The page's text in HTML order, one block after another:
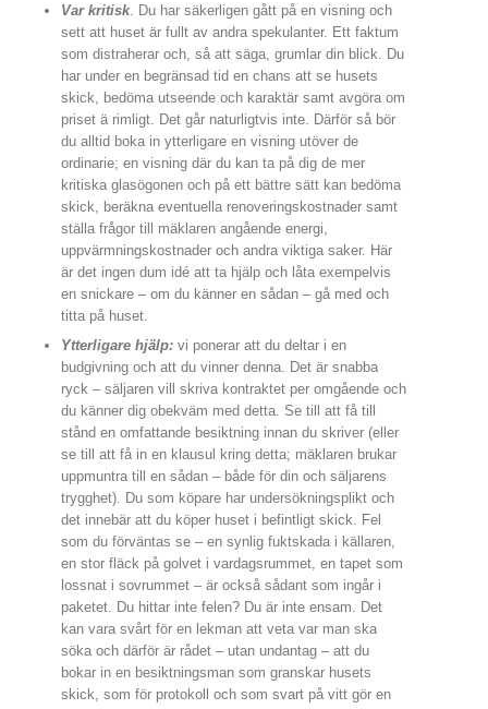
Var kritisk. Du har säkerligen gått på en visning och
sett att huset är fullt av andra spekulanter. Ett faktum
som distraherar och, så att säga, grumlar din blick. Du
har under en begränsad tid en chans att se husets
skick, bedöma utseende och karaktär samt avgöra om
priset ä rimligt. Det går naturligtvis inte. Därför så bör
du alltid boka in ytterligare en visning utöver de
ordinarie; en visning där du kan ta på dig de mer
kritiska glasögonen och på ett bättre sätt kan bedöma
skick, beräkna eventuella renoveringskostnader samt
ställa frågor till mäklaren angående energi,
uppvärmningskostnader och andra viktiga saker. Här
är det ingen dum idé att ta hjälp och låta exempelvis
en snickare – om du känner en sådan – gå med och
titta på huset.
Ytterligare hjälp: vi ponerar att du deltar i en
budgivning och att du vinner denna. Det är snabba
ryck – säljaren vill skriva kontraktet per omgående och
du känner dig obekväm med detta. Se till att få till
stånd en omfattande besiktning innan du skriver (eller
se till att få in en klausul kring detta; mäklaren brukar
uppmuntra till en sådan – både för din och säljarens
trygghet). Du som köpare har undersökningsplikt och
det innebär att du köper huset i befintligt skick. Fel
som du förväntas se – en synlig fuktskada i källaren,
en stor fläck på golvet i vardagsrummet, en tapet som
lossnat i sovrummet – är också sådant som ingår i
paketet. Du hittar inte felen? Du är inte ensam. Det
kan vara svårt för en lekman att veta var man ska
söka och därför är rådet – utan undantag – att du
bokar in en besiktningsman som granskar husets
skick, som för protokoll och som svart på vitt gör en